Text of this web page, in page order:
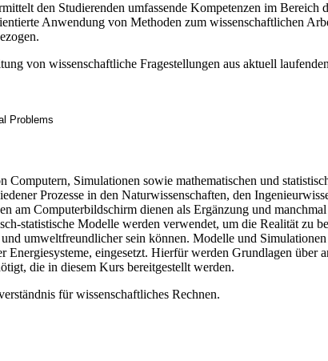
den Studierenden umfassende Kompetenzen im Bereich
Anwendung von Methoden zum wissenschaftlichen
von wissenschaftliche Fragestellungen aus aktuell
Problems
Computern, Simulationen sowie mathematischen und
Prozesse in den Naturwissenschaften, den
am Computerbildschirm dienen als Ergänzung und
statistische Modelle werden verwendet, um die Realität zu
umweltfreundlicher sein können. Modelle und
Energiesysteme, eingesetzt. Hierfür werden Grundlagen über
die in diesem Kurs bereitgestellt werden.
für wissenschaftliches Rechnen.